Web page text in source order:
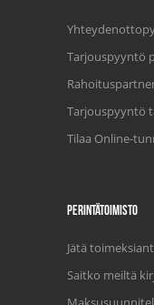
Tarjouspyyntö
Tarjouspyyntö
Tilaa Online-
PERINTÄTOIMISTO
Jätä
Saitko meiltä